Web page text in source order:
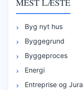
MEST LÆSTE
Byg nyt hus
Byggegrund
Byggeproces
Energi
Entreprise og Jura